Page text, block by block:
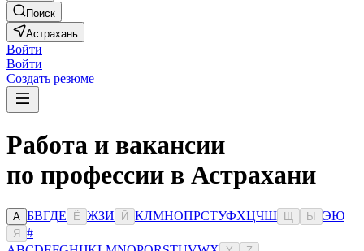
Поиск
Астрахань
Войти
Войти
Создать резюме
Работа и вакансии
по профессии в Астрахани
А БВГДЕ Ё ЖЗИ Й КЛМНОПРСТУФХЦЧШ Ы ЭЮ
Я
#